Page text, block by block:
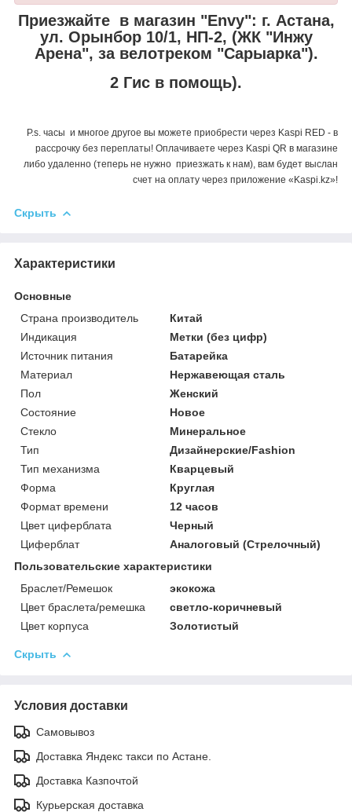
Приезжайте в магазин "Envy": г. Астана,
ул. Орынбор 10/1, НП-2, (ЖК "Инжу
Арена", за велотреком "Сарыарка").
2 Гис в помощь).
P.s. часы и многое другое вы можете приобрести через Kaspi RED - в
рассрочку без переплаты! Оплачиваете через Kaspi QR в магазине
либо удаленно (теперь не нужно приезжать к нам), вам будет выслан
счет на оплату через приложение «Kaspi.kz»!
Скрыть
Характеристики
Основные
Страна производитель
Китай
Индикация
Метки (без цифр)
Источник питания
Батарейка
Материал
Нержавеющая сталь
Пол
Женский
Состояние
Новое
Стекло
Минеральное
Тип
Дизайнерские/Fashion
Тип механизма
Кварцевый
Форма
Круглая
Формат времени
12 часов
Цвет циферблата
Черный
Циферблат
Аналоговый (Стрелочный)
Пользовательские характеристики
Браслет/Ремешок
экокожа
Цвет браслета/ремешка
светло-коричневый
Цвет корпуса
Золотистый
Скрыть
Условия доставки
Самовывоз
Доставка Яндекс такси по Астане.
Доставка Казпочтой
Курьерская доставка